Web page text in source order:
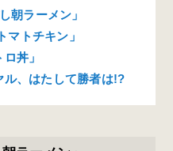
朝ラーメン」
マトチキン」
丼」
ル、はたして勝者は!?